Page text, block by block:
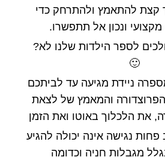
קצת להתאמץ ולהתרחק כדי
ונכון אל תתפשרו.
לספר הילדות שלנו לא?
🙂
ניידת מגיעה עד לביתכם
והמאמץ של לצאת
, את הלכלוך באוטו ואת הזמן
נגישה אינה יכולה להגיע
מגבלות חניה וכדומה